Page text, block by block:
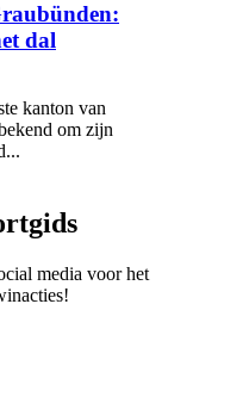
dal
kanton van
om zijn
media voor het